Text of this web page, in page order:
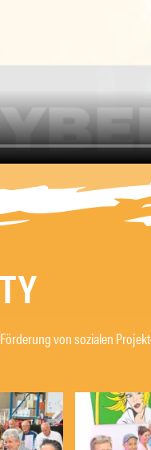
von sozialen